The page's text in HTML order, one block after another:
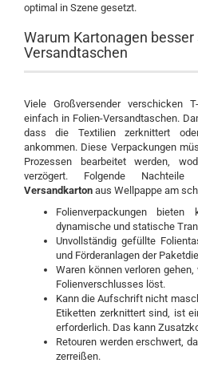
optimal in Szene gesetzt.
Warum Kartonagen besser
Versandtaschen
Viele Großversender verschicken
einfach in Folien-Versandtaschen.
dass die Textilien zerknittert
ankommen. Diese Verpackungen
Prozessen bearbeitet werden,
verzögert. Folgende
Versandkarton aus Wellpappe am
Folienverpackungen bieten
dynamische und statische
Unvollständig gefüllte
und Förderanlagen der
Waren können verloren
Folienverschlusses löst.
Kann die Aufschrift nicht
Etiketten zerknittert sind, ist
erforderlich. Das kann
Retouren werden erschwert,
zerreißen.